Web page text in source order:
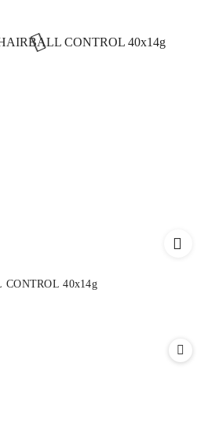
CONTROL 40x14g